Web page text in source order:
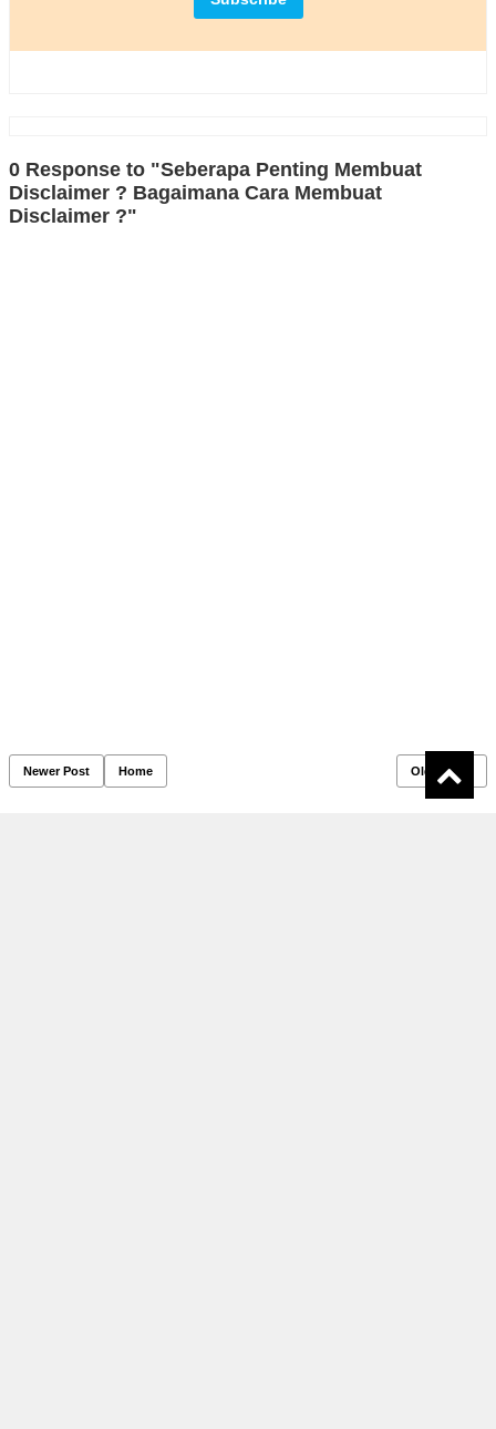
0 Response to "Seberapa Penting Membuat
Disclaimer ? Bagaimana Cara Membuat
Disclaimer ?"
Newer Post Older Post
Home